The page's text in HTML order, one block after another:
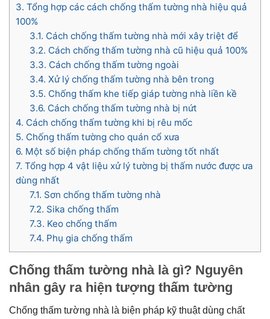
3. Tổng hợp các cách chống thấm tường nhà hiệu quả
100%
3.1. Cách chống thấm tường nhà mới xây triệt để
3.2. Cách chống thấm tường nhà cũ hiệu quả 100%
3.3. Cách chống thấm tường ngoài
3.4. Xử lý chống thấm tường nhà bên trong
3.5. Chống thấm khe tiếp giáp tường nhà liền kề
3.6. Cách chống thấm tường nhà bị nứt
4. Cách chống thấm tường khi bị rêu mốc
5. Chống thấm tường cho quán cổ xưa
6. Một số biện pháp chống thấm tường tốt nhất
7. Tổng hợp 4 vật liệu xử lý tường bị thấm nước được ưa
dùng nhất
7.1. Sơn chống thấm tường nhà
7.2. Sika chống thấm
7.3. Keo chống thấm
7.4. Phụ gia chống thấm
Chống thấm tường nhà là gì? Nguyên
nhân gây ra hiện tượng thấm tường
Chống thấm tường nhà là biện pháp kỹ thuật dùng chất